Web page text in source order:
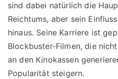
sind dabei natürlich die
Reichtums, aber sein
hinaus. Seine Karriere ist
Blockbuster-Filmen, die
an den Kinokassen
Popularität steigern.